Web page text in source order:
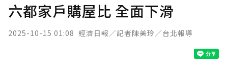
六都家戶購屋比 全面下滑
2025-10-15 01:08 經濟日報／記者陳美玲／台北報導